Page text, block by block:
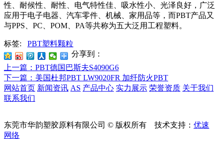
性、耐候性、耐性、电气特性佳、吸水性小、光泽良好，广泛
应用于电子电器、汽车零件、机械、家用品等，而PBT产品又
与PPS PC POM PA等共称为五大泛用工程塑料。
标签: PBT塑料颗粒
分享到：
上一篇 ：PBT德国巴斯夫S4090G6
下一篇 ：美国杜邦PBT LW9020FR 加纤防火PBT
网站首页 新闻资讯 AS 产品中心 实力展示 荣誉资质 关于我们
联系我们
东莞市华韵塑胶原料有限公司 © 版权所有 技术支持： 优速
网络